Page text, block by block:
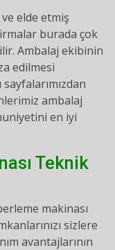
ve elde etmiş
burada çok
Ambalaj ekibinin
edilmesi
ambalaj
en iyi
Teknik
makinası
sizlere
avantajlarının